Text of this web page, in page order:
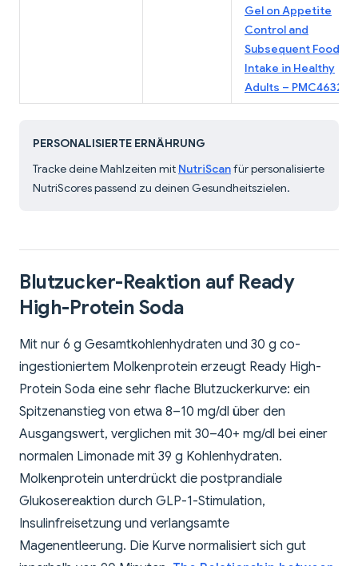
Gel on Appetite
Control and
Subsequent Food
Intake in Healthy
Adults –
PERSONALISIERTE ERNÄHRUNG
Tracke deine Mahlzeiten mit NutriScanfür personalisierte
NutriScores passend zu deinen Gesundheitszielen.
Blutzucker-Reaktion auf Ready
High-Protein Soda
Mit nur 6 g Gesamtkohlenhydraten und 30 g co-
ingestioniertem Molkenprotein erzeugt Ready High-
Protein Soda eine sehr flache Blutzuckerkurve: ein
Spitzenanstieg von etwa 8–10 mg/dl über den
Ausgangswert, verglichen mit 30–40+ mg/dl bei einer
normalen Limonade mit 39 g Kohlenhydraten.
Molkenprotein unterdrückt die postprandiale
Glukosereaktion durch GLP-1-Stimulation,
Insulinfreisetzung und verlangsamte
Magenentleerung. Die Kurve normalisiert sich gut